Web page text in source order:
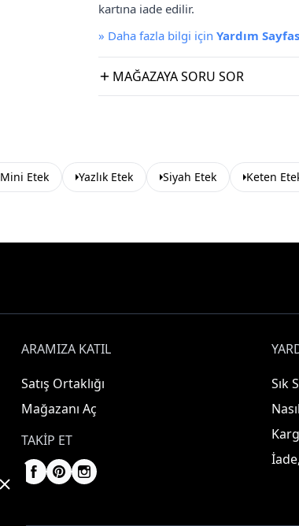
kartına iade edilir.
» Daha fazla bilgi için Yardım
MAĞAZAYA SORU SOR
Mini Etek Yazlık Etek Siyah Etek Keten
ARAMIZA KATIL
Satış Ortaklığı
Mağazanı Aç
TAKIP ET
Sık